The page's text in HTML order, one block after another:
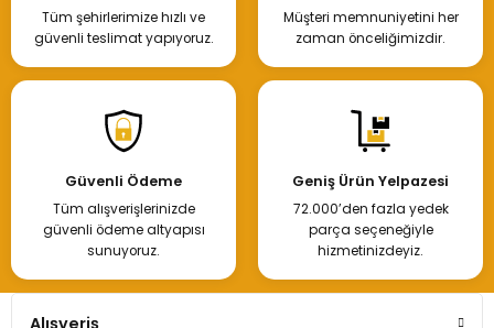
Hemen İncele
Tüm şehirlerimize hızlı ve
güvenli teslimat yapıyoruz.
Müşteri memnuniyetini her
zaman önceliğimizdir.
Güvenli Ödeme
Tüm alışverişlerinizde
güvenli ödeme altyapısı
sunuyoruz.
Geniş Ürün Yelpazesi
72.000’den fazla yedek
parça seçeneğiyle
hizmetinizdeyiz.
Alışveriş